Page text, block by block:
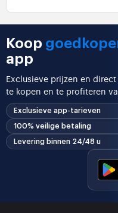
Koop
app
Exclusieve prijzen en
te kopen en te profiteren
Exclusieve app-tarieven
100% veilige betaling
Levering binnen 24/48 u